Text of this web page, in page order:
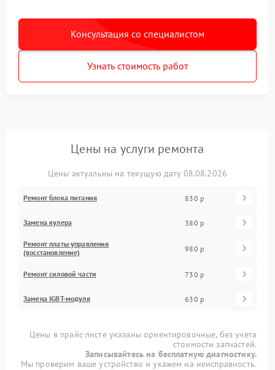
Консультация со специалистом
Узнать стоимость работ
Цены на услуги ремонта
Цены актуальны на текущую дату 08.08.2026
Ремонт блока питания 830 р
Замена кулера 380 р
Ремонт платы управления
(восстановление)
980 р
Ремонт силовой части 730 р
Замена IGBT-модуля 630 р
Цены в прайс-листе указаны ориентировочные, без учета
стоимости запчастей.
Записывайтесь на бесплатную диагностику.
Мы проверим ваше устройство и укажем на неисправность.